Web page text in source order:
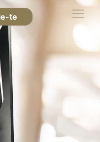
te